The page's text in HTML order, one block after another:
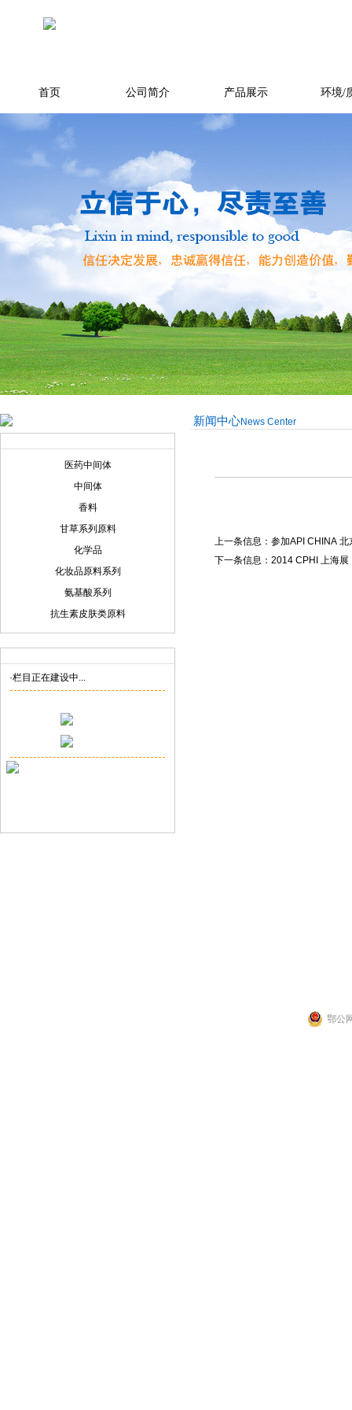
首页 公司简介 产品展示 环境/
医药中间体
中间体
香料
甘草系列原料
化学品
化妆品原料系列
氨基酸系列
抗生素皮肤类原料
·栏目正在建设中...
新闻中心News Center
上一条信息： 参加API CHINA
下一条信息： 2014 CPHI 上海展
鄂公